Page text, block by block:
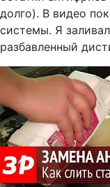
долго). В видео
системы. Я
разбавленный